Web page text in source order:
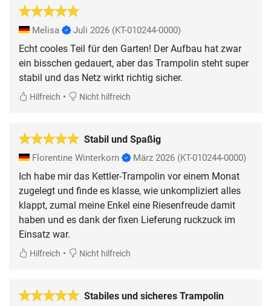
Melisa Juli 2026 (KT-010244-0000)
Echt cooles Teil für den Garten! Der Aufbau hat zwar
ein bisschen gedauert, aber das Trampolin steht super
stabil und das Netz wirkt richtig sicher.
Hilfreich • Nicht hilfreich
Stabil und Spaßig
Florentine Winterkorn März 2026 (KT-010244-0000)
Ich habe mir das Kettler-Trampolin vor einem Monat
zugelegt und finde es klasse, wie unkompliziert alles
klappt, zumal meine Enkel eine Riesenfreude damit
haben und es dank der fixen Lieferung ruckzuck im
Einsatz war.
Hilfreich • Nicht hilfreich
Stabiles und sicheres Trampolin